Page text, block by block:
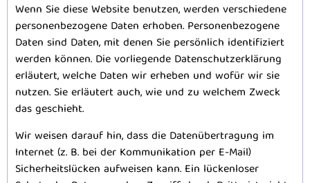
Wenn Sie diese Website benutzen, werden verschiedene
personenbezogene Daten erhoben. Personenbezogene
Daten sind Daten, mit denen Sie persönlich identifiziert
werden können. Die vorliegende Datenschutzerklärung
erläutert, welche Daten wir erheben und wofür wir sie
nutzen. Sie erläutert auch, wie und zu welchem Zweck
das geschieht.
Wir weisen darauf hin, dass die Datenübertragung im
Internet (z. B. bei der Kommunikation per E-Mail)
Sicherheitslücken aufweisen kann. Ein lückenloser